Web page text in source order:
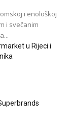
i enološkoj
i svečanim
u Rijeci i